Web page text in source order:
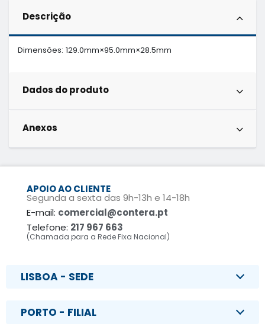
Descrição
Dimensões: 129.0mm×95.0mm×28.5mm
Dados do produto
Anexos
APOIO AO CLIENTE
Segunda a sexta das 9h-13h e 14-18h
E-mail: comercial@contera.pt
Telefone: 217 967 663
(Chamada para a Rede Fixa Nacional)
LISBOA - SEDE
PORTO - FILIAL